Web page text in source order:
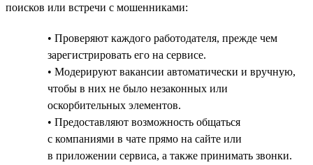
поисков или встречи с мошенниками:
• Проверяют каждого работодателя, прежде чем
зарегистрировать его на сервисе.
• Модерируют вакансии автоматически и вручную,
чтобы в них не было незаконных или
оскорбительных элементов.
• Предоставляют возможность общаться
с компаниями в чате прямо на сайте или
в приложении сервиса, а также принимать звонки.